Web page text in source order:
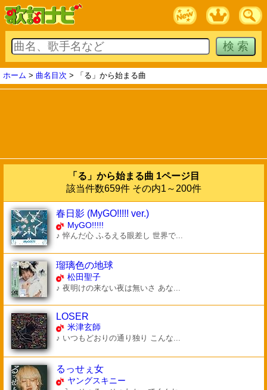
ホーム > 曲名目次 > 「る」から始まる曲
「る」から始まる曲 1ページ目
該当件数659件 その内1～200件
春日影 (MyGO!!!!! ver.)
MyGO!!!!!
♪ 悴んだ心 ふるえる眼差し 世界で...
瑠璃色の地球
松田聖子
♪ 夜明けの来ない夜は無いさ あな...
LOSER
米津玄師
♪ いつもどおりの通り独り こんな...
るっせぇ女
ヤングスキニー